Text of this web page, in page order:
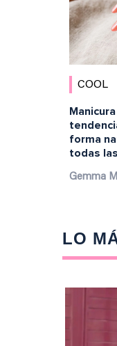
COOL
forma
todas
Gemma
LO